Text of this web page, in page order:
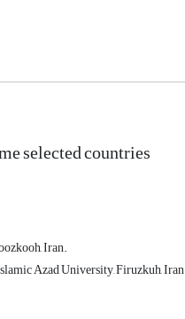
selected countries
Iran.
Azad University, Firuzkuh,